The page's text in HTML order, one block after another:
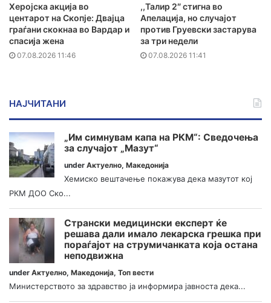
Херојска акција во
центарот на Скопје: Двајца
граѓани скокнаа во Вардар и
спасија жена
07.08.2026 11:46
,,Талир 2″ стигна во
Апелација, но случајот
против Груевски застарува
за три недели
07.08.2026 11:41
НАЈЧИТАНИ
„Им симнувам капа на РКМ“: Сведочења
за случајот „Мазут“
under Актуелно, Македонија
Хемиско вештачење покажува дека мазутот кој
РКМ ДОО Ско...
Странски медицински експерт ќе
решава дали имало лекарска грешка при
пораѓајот на струмичанката која остана
неподвижна
under Актуелно, Македонија, Топ вести
Министерството за здравство ја информира јавноста дека...